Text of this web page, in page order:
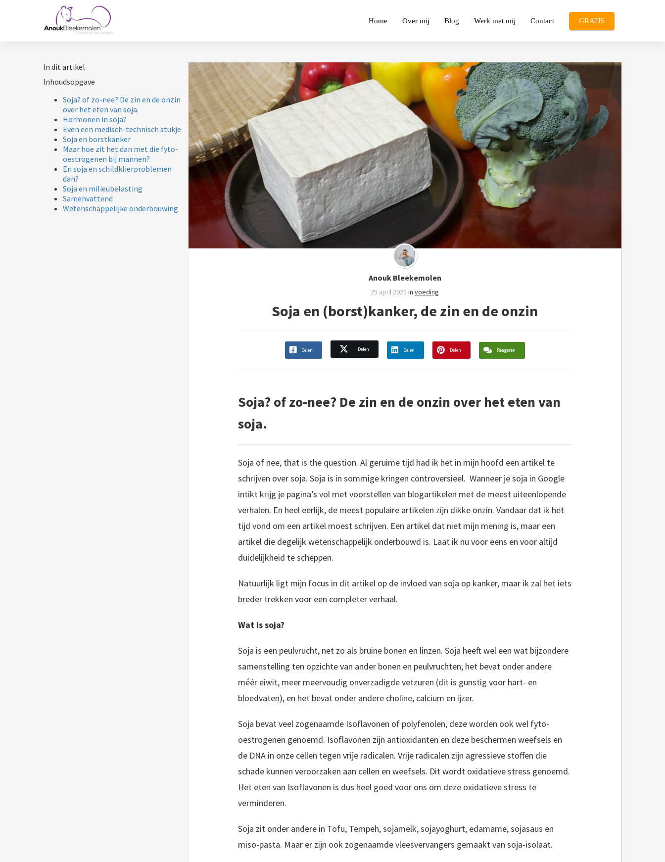
Home Over mij Blog Werk met mij Contact GRATIS
In dit artikel
Inhoudsopgave
Soja? of zo-nee? De zin en de onzin
over het eten van soja.
Hormonen in soja?
Even een medisch-technisch stukje
Soja en borstkanker
Maar hoe zit het dan met die fyto-
oestrogenen bij mannen?
En soja en schildklierproblemen
dan?
Soja en milieubelasting
Samenvattend
Wetenschappelijke onderbouwing
Anouk Bleekemolen
29 april 2022invoeding
Soja en (borst)kanker, de zin en de onzin
Delen Delen Delen Delen Reageren
Soja? of zo-nee? De zin en de onzin over het eten van
soja.
Soja of nee, that is the question. Al geruime tijd had ik het in mijn hoofd een artikel te
schrijven over soja. Soja is in sommige kringen controversieel. Wanneer je soja in Google
intikt krijg je pagina’s vol met voorstellen van blogartikelen met de meest uiteenlopende
verhalen. En heel eerlijk, de meest populaire artikelen zijn dikke onzin. Vandaar dat ik het
tijd vond om een artikel moest schrijven. Een artikel dat niet mijn mening is, maar een
artikel die degelijk wetenschappelijk onderbouwd is. Laat ik nu voor eens en voor altijd
duidelijkheid te scheppen.
Natuurlijk ligt mijn focus in dit artikel op de invloed van soja op kanker, maar ik zal het iets
breder trekken voor een completer verhaal.
Wat is soja?
Soja is een peulvrucht, net zo als bruine bonen en linzen. Soja heeft wel een wat bijzondere
samenstelling ten opzichte van ander bonen en peulvruchten; het bevat onder andere
méér eiwit, meer meervoudig onverzadigde vetzuren (dit is gunstig voor hart- en
bloedvaten), en het bevat onder andere choline, calcium en ijzer.
Soja bevat veel zogenaamde Isoflavonen of polyfenolen, deze worden ook wel fyto-
oestrogenen genoemd. Isoflavonen zijn antioxidanten en deze beschermen weefsels en
de DNA in onze cellen tegen vrije radicalen. Vrije radicalen zijn agressieve stoffen die
schade kunnen veroorzaken aan cellen en weefsels. Dit wordt oxidatieve stress genoemd.
Het eten van Isoflavonen is dus heel goed voor ons om deze oxidatieve stress te
verminderen.
Soja zit onder andere in Tofu, Tempeh, sojamelk, sojayoghurt, edamame, sojasaus en
miso-pasta. Maar er zijn ook zogenaamde vleesvervangers gemaakt van soja-isolaat.